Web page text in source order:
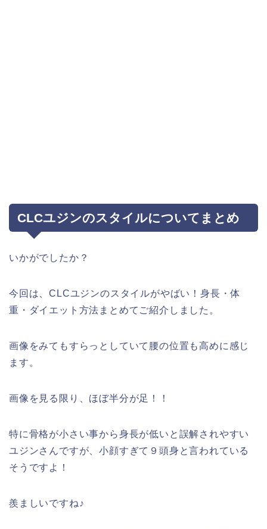
CLCユジンのスタイルについてまとめ
いかがでしたか？
今回は、CLCユジンのスタイルがやばい！身長・体
重・ダイエット方法まとめてご紹介しました。
画像をみてもすらっとしていて腰の位置も高めに感じ
ます。
画像を見る限り、ほぼ半分が足！！
特に骨格が小さい事から身長が低いと誤解されやすい
ユジンさんですが、小顔すぎて９頭身と言われている
そうですよ！
羨ましいですね♪